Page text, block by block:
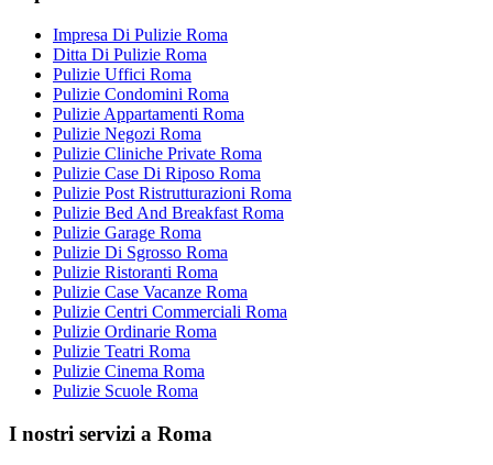
Impresa Di Pulizie Roma
Ditta Di Pulizie Roma
Pulizie Uffici Roma
Pulizie Condomini Roma
Pulizie Appartamenti Roma
Pulizie Negozi Roma
Pulizie Cliniche Private Roma
Pulizie Case Di Riposo Roma
Pulizie Post Ristrutturazioni Roma
Pulizie Bed And Breakfast Roma
Pulizie Garage Roma
Pulizie Di Sgrosso Roma
Pulizie Ristoranti Roma
Pulizie Case Vacanze Roma
Pulizie Centri Commerciali Roma
Pulizie Ordinarie Roma
Pulizie Teatri Roma
Pulizie Cinema Roma
Pulizie Scuole Roma
I nostri servizi a Roma